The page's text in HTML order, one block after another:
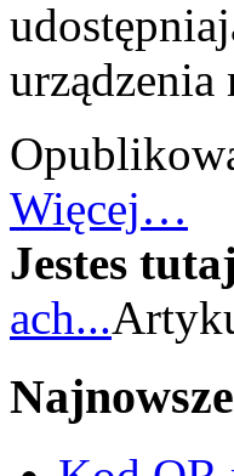
urządzenia
Więcej…
Jestes
ach...
Najnowsze